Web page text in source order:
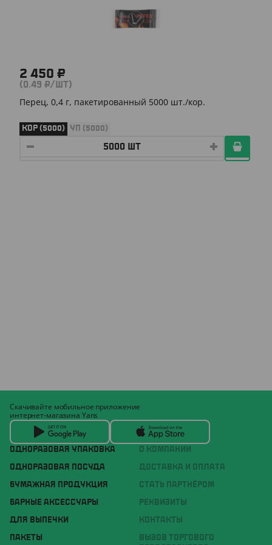
2 450 ₽
(0.49 ₽/ШТ)
Перец, 0,4 г, пакетированный 5000 шт./кор.
КОР (5000) УП (5000)
ОДНОРАЗОВАЯ УПАКОВКА
ОДНОРАЗОВАЯ ПОСУДА
БУМАЖНАЯ ПРОДУКЦИЯ
БАРНЫЕ АКСЕССУАРЫ
ДЛЯ ВЫПЕЧКИ
ПАКЕТЫ
О КОМПАНИИ
ДОСТАВКА И ОПЛАТА
СТАТЬ ПАРТНЁРОМ
РЕКВИЗИТЫ
КОНТАКТЫ
ВЫЗОВ ТОРГОВОГО
Скачивайте мобильное приложение
интернет-магазина Yans